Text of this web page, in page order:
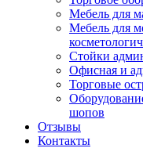
Мебель для
Мебель для
Стойки
Офисная и
Торговые
шопов
Отзывы
Контакты